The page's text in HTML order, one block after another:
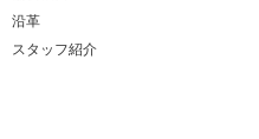
沿革
スタッフ紹介